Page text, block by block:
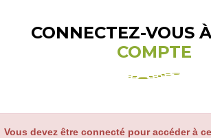
CONNECTEZ-VOUS
COMPTE
Vous devez être connecté pour accéder à